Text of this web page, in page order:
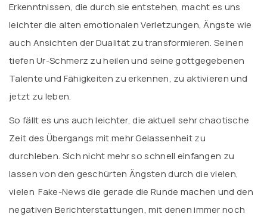
Erkenntnissen, die durch sie entstehen, macht es uns
leichter die alten emotionalen Verletzungen, Ängste wie
auch Ansichten der Dualität zu transformieren. Seinen
tiefen Ur-Schmerz zu heilen und seine gottgegebenen
Talente und Fähigkeiten zu erkennen, zu aktivieren und
jetzt zu leben.
So fällt es uns auch leichter, die aktuell sehr chaotische
Zeit des Übergangs mit mehr Gelassenheit zu
durchleben. Sich nicht mehr so schnell einfangen zu
lassen von den geschürten Ängsten durch die vielen,
vielen Fake-News die gerade die Runde machen und den
negativen Berichterstattungen, mit denen immer noch